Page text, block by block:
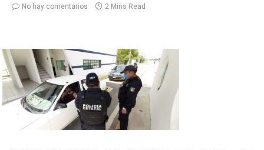
No hay comentarios
2 Mins Read